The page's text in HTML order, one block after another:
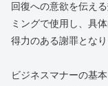
回復への意欲を伝え
ミングで使用し、具
得力のある謝罪となり
ビジネスマナーの基